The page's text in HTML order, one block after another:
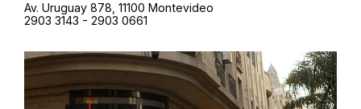
Av. Uruguay 878, 11100 Montevideo
2903 3143 - 2903 0661